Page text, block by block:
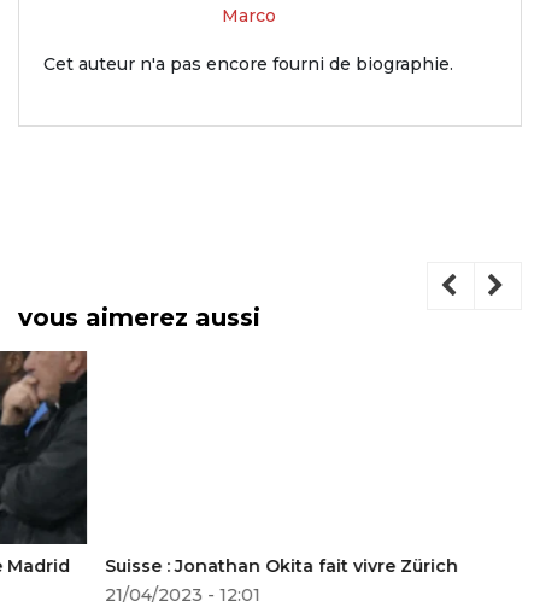
Marco
Cet auteur n'a pas encore fourni de biographie.
vous aimerez aussi
Suisse : Jonathan Okita fait vivre Zürich
21/04/2023 - 12:01